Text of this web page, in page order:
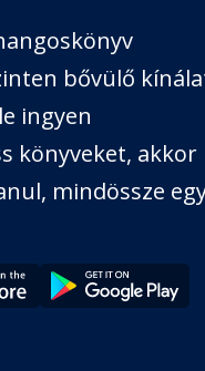
bővülő
ingyen
könyveket,
mindössze